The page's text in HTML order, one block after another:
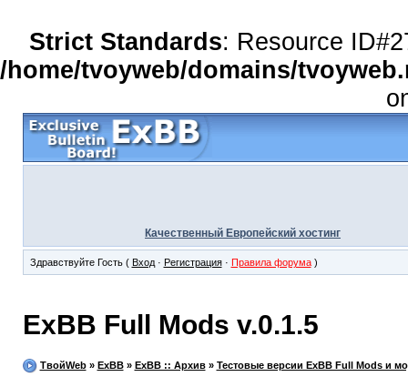
Strict Standards: Resource
/home/tvoyweb/domains/
Качественный Европейский хостинг
Здравствуйте Гость ( Вход· Регистрация· Правила форума)
ExBB Full Mods v.0.1.5
ТвойWeb» ExBB» ExBB :: Архив» Тестовые версии ExBB Full Mods и